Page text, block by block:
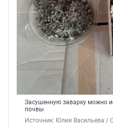
Засушенную заварку можно
почвы
Источник: Юлия Васильева /